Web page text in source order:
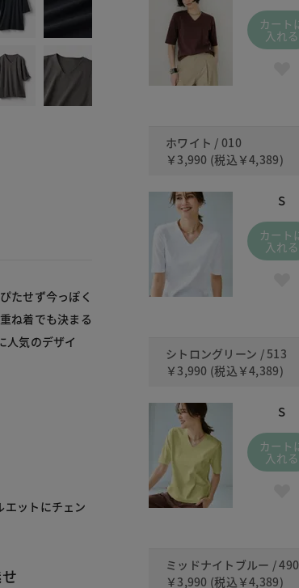
たせず今っぽく
ね着でも決まる
人気のデザイ
エットにチェン
カート
入れる
ホワイト / 010
￥3,990 (税込 ￥4,389)
S
カート
入れる
シトロングリーン / 513
￥3,990 (税込 ￥4,389)
S
カート
入れる
ミッドナイトブルー / 490
￥3,990 (税込 ￥4,389)